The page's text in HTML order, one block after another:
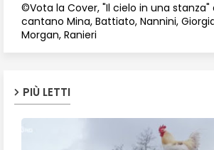
©Vota la Cover, "Il cielo in una stanza"
cantano Mina, Battiato, Nannini,
Morgan, Ranieri
PIÙ LETTI